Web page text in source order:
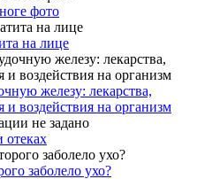
фото
на лице
железу: лекарства,
воздействия на организм
заболело ухо?